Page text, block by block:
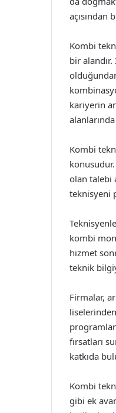
açısından
Kombi
bir
kariyerin
Kombi
olan talebi
teknisyeni
kombi
hizmet
teknik
Firmalar,
fırsatları
katkıda
Kombi
gibi ek